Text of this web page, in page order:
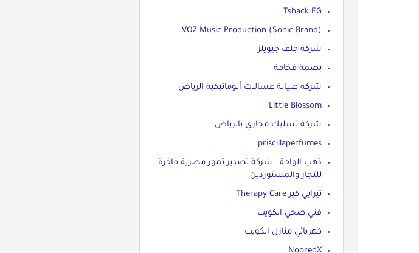
Tshack EG
VOZ Music Production (Sonic Brand)
شركة جلف جيويلز
بصمة فخامة
شركة صيانة غسالات أتوماتيكية الرياض
Little Blossom
شركة تسليك مجاري بالرياض
priscillaperfumes
ذهب الواحة - شركة تصدير تمور مصرية فاخرة
للتجار والمستوردين
ثيرابي كير Therapy Care
فني صحي الكويت
كهربائي منازل الكويت
NooredX